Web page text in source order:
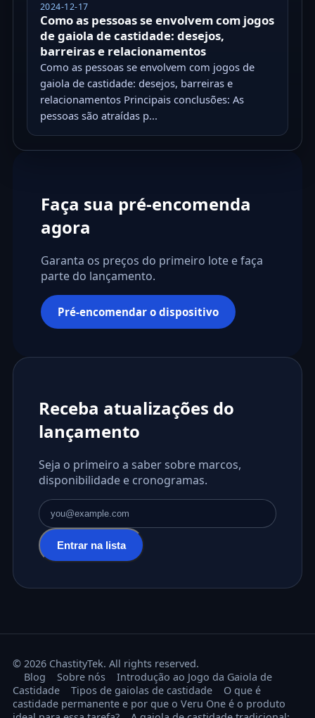
2024-12-17
Como as pessoas se envolvem com jogos
de gaiola de castidade: desejos,
barreiras e relacionamentos
Como as pessoas se envolvem com jogos de
gaiola de castidade: desejos, barreiras e
relacionamentos Principais conclusões: As
pessoas são atraídas p...
Faça sua pré-encomenda
agora
Garanta os preços do primeiro lote e faça
parte do lançamento.
Pré-encomendar o dispositivo
Receba atualizações do
lançamento
Seja o primeiro a saber sobre marcos,
disponibilidade e cronogramas.
Endereço de e-mail
Entrar na lista
© 2026 ChastityTek. All rights reserved.
Blog
Sobre nós
Introdução ao Jogo da Gaiola de
Castidade
Tipos de gaiolas de castidade
O que é
castidade permanente e por que o Veru One é o produto